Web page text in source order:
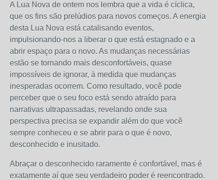
A Lua Nova de ontem nos lembra que a vida é cíclica,
que os fins são prelúdios para novos começos. A energia
desta Lua Nova está catalisando eventos,
impulsionando-nos a liberar o que está estagnado e a
abrir espaço para o novo. As mudanças necessárias
estão se tornando mais desconfortáveis, quase
impossíveis de ignorar, à medida que mudanças
inesperadas ocorrem. Como resultado, você pode
perceber que o seu foco está sendo atraído para
narrativas ultrapassadas, revelando onde sua
perspectiva precisa se expandir além do que você
sempre conheceu e se abrir para o que é novo,
desconhecido e inusitado.
Abraçar o desconhecido raramente é confortável, mas é
exatamente aí que seu verdadeiro poder é reencontrado.